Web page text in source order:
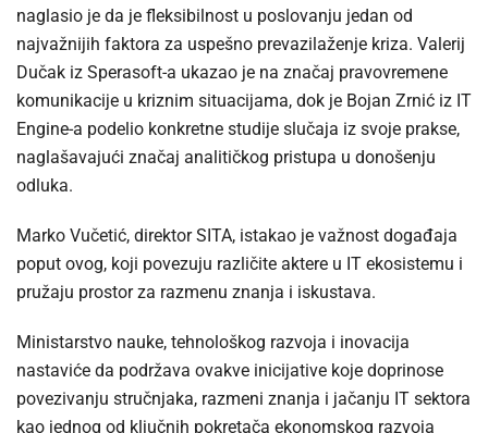
naglasio je da je fleksibilnost u poslovanju jedan od
najvažnijih faktora za uspešno prevazilaženje kriza. Valerij
Dučak iz Sperasoft-a ukazao je na značaj pravovremene
komunikacije u kriznim situacijama, dok je Bojan Zrnić iz IT
Engine-a podelio konkretne studije slučaja iz svoje prakse,
naglašavajući značaj analitičkog pristupa u donošenju
odluka.
Marko Vučetić, direktor SITA, istakao je važnost događaja
poput ovog, koji povezuju različite aktere u IT ekosistemu i
pružaju prostor za razmenu znanja i iskustava.
Ministarstvo nauke, tehnološkog razvoja i inovacija
nastaviće da podržava ovakve inicijative koje doprinose
povezivanju stručnjaka, razmeni znanja i jačanju IT sektora
kao jednog od ključnih pokretača ekonomskog razvoja